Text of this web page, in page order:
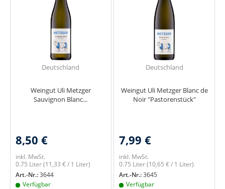
Deutschland
Weingut Uli Metzger
Sauvignon Blanc...
8,50 €
inkl. MwSt.
0.75 Liter(11,33 € / 1 Liter)
Art.-Nr.:3644
Verfügbar
Deutschland
Weingut Uli Metzger Blanc de
Noir "Pastorenstück"
7,99 €
inkl. MwSt.
0.75 Liter(10,65 € / 1 Liter)
Art.-Nr.:3645
Verfügbar